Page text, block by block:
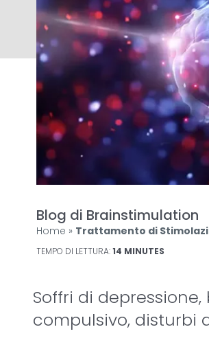
Blog di Brainstimulation
Home » Trattamento di
TEMPO DI LETTURA:14 MINUTES
Soffri di
compulsivo, disturbi